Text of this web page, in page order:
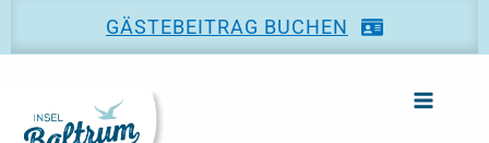
Inhalt
GÄSTEBEITRAG BUCHEN